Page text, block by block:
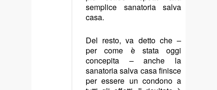
semplice sanatoria salva
casa.
Del resto, va detto che –
per come è stata oggi
concepita – anche la
sanatoria salva casa finisce
per essere un condono a